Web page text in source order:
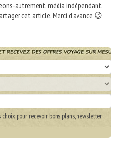
autrement, média indépendant,
cet article. Merci d'avance 😉
choix pour recevoir bons plans, newsletter